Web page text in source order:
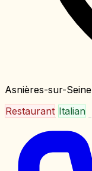
Asnières-sur-Seine
Restaurant Italian